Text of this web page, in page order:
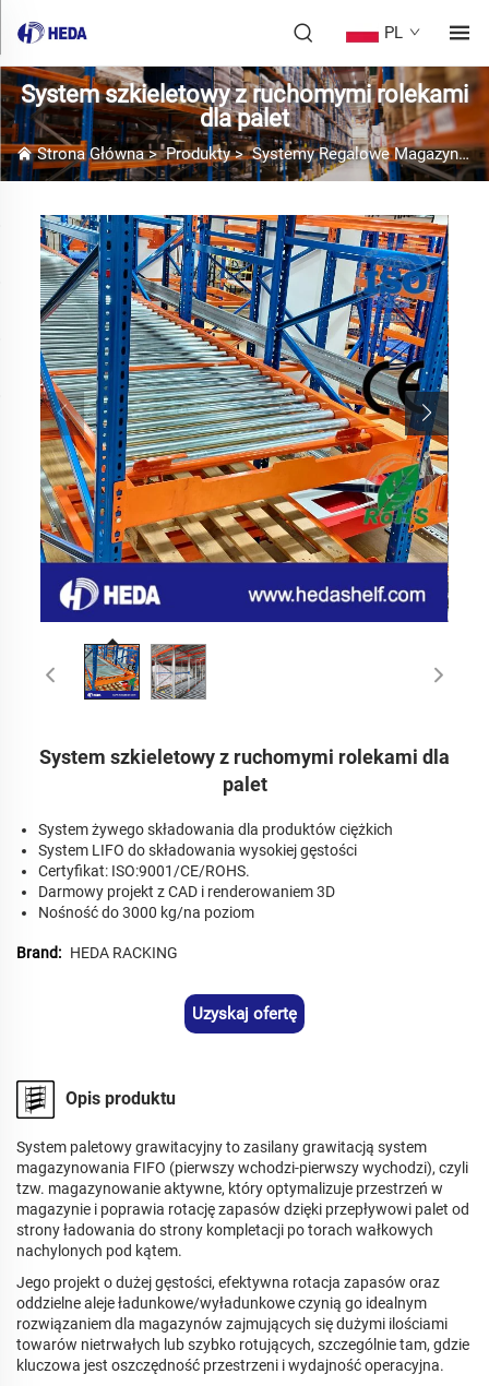
PL
System szkieletowy z ruchomymi rolekami
dla palet
Strona Główna>Produkty>Systemy Regalowe Magazynowe
System szkieletowy z ruchomymi rolekami dla
palet
System żywego składowania dla produktów ciężkich
System LIFO do składowania wysokiej gęstości
Certyfikat: ISO:9001/CE/ROHS.
Darmowy projekt z CAD i renderowaniem 3D
Nośność do 3000 kg/na poziom
Brand: HEDA RACKING
Uzyskaj ofertę
Opis produktu
System paletowy grawitacyjny to zasilany grawitacją system
magazynowania FIFO (pierwszy wchodzi-pierwszy wychodzi), czyli
tzw. magazynowanie aktywne, który optymalizuje przestrzeń w
magazynie i poprawia rotację zapasów dzięki przepływowi palet od
strony ładowania do strony kompletacji po torach wałkowych
nachylonych pod kątem.
Jego projekt o dużej gęstości, efektywna rotacja zapasów oraz
oddzielne aleje ładunkowe/wyładunkowe czynią go idealnym
rozwiązaniem dla magazynów zajmujących się dużymi ilościami
towarów nietrwałych lub szybko rotujących, szczególnie tam, gdzie
kluczowa jest oszczędność przestrzeni i wydajność operacyjna.